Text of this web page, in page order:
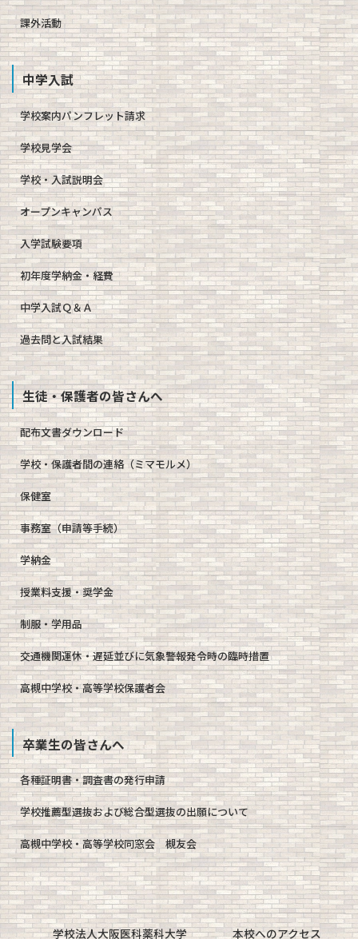
課外活動
中学入試
学校案内パンフレット請求
学校見学会
学校・入試説明会
オープンキャンパス
入学試験要項
初年度学納金・経費
中学入試Ｑ＆Ａ
過去問と入試結果
生徒・保護者の皆さんへ
配布文書ダウンロード
学校・保護者間の連絡（ミマモルメ）
保健室
事務室（申請等手続）
学納金
授業料支援・奨学金
制服・学用品
交通機関運休・遅延並びに気象警報発令時の臨時措置
高槻中学校・高等学校保護者会
卒業生の皆さんへ
各種証明書・調査書の発行申請
学校推薦型選抜および総合型選抜の出願について
高槻中学校・高等学校同窓会 槻友会
学校法人大阪医科薬科大学 本校へのアクセス